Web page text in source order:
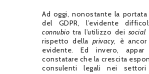
Ad oggi, nonostante la portata
del GDPR, l’evidente
connubio tra l’utilizzo dei social
rispetto della privacy, è
evidente. Ed invero, appar
constatare che la crescita
consulenti legali nei settori